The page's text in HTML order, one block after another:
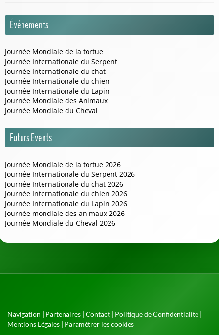
Événements
Journée Mondiale de la tortue
Journée Internationale du Serpent
Journée Internationale du chat
Journée Internationale du chien
Journée Internationale du Lapin
Journée Mondiale des Animaux
Journée Mondiale du Cheval
Futurs Events
Journée Mondiale de la tortue 2026
Journée Internationale du Serpent 2026
Journée Internationale du chat 2026
Journée Internationale du chien 2026
Journée Internationale du Lapin 2026
Journée mondiale des animaux 2026
Journée Mondiale du Cheval 2026
Navigation | Partenaires | Contact | Politique de Confidentialité |
Mentions Légales | Paramétrer les cookies